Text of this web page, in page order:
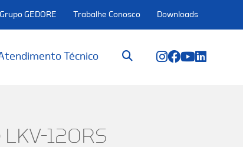
Grupo GEDORE Trabalhe Conosco Downloads
Técnico
120RS